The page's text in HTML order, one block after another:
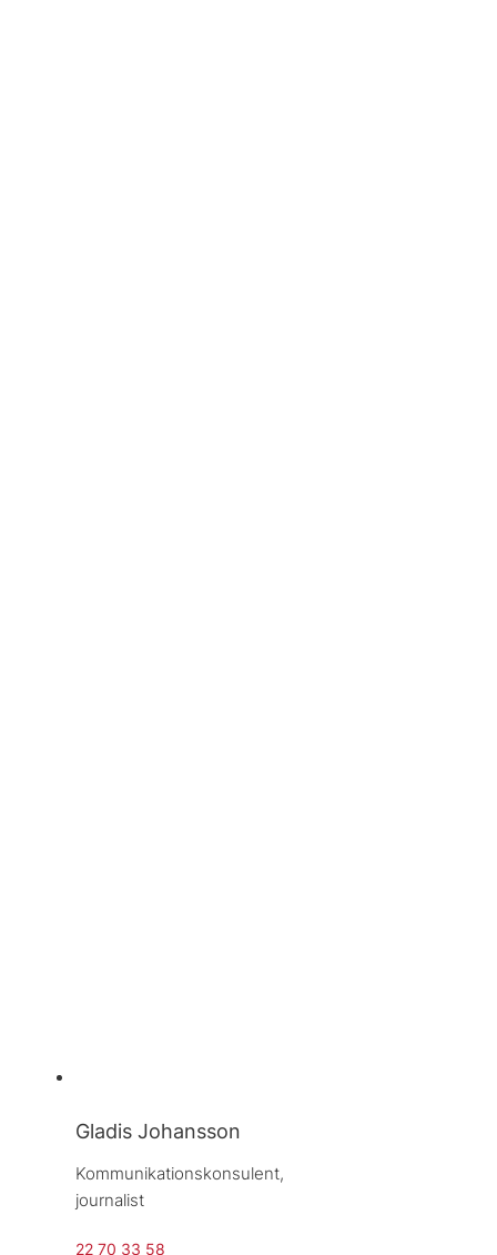
Gladis Johansson
Kommunikationskonsulent,
journalist
22 70 33 58